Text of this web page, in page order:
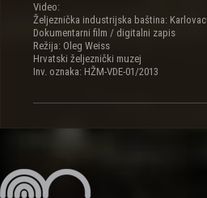
Video:
Željeznička industrijska baština: Karlovac
Dokumentarni film / digitalni zapis
Režija: Oleg Weiss
Hrvatski željeznički muzej
Inv. oznaka: HŽM-VDE-01/2013